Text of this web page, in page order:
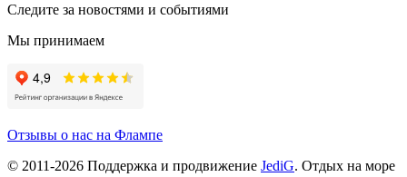
Следите за новостями и событиями
Мы принимаем
Отзывы о нас на Флампе
© 2011-2026 Поддержка и продвижение JediG. Отдых на море